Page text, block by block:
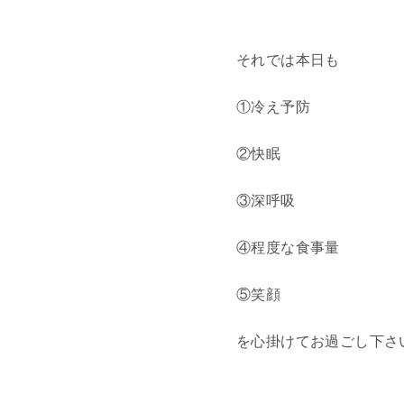
それでは本日も
①冷え予防
②快眠
③深呼吸
④程度な食事量
⑤笑顔
を心掛けてお過ごし下さ